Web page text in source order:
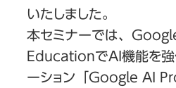
いたしました。
本セミナーでは、
EducationでAI機能を強
ーション「Google AI